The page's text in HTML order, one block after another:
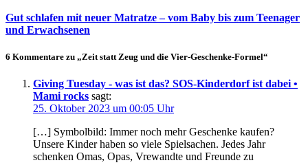
Gut schlafen mit neuer Matratze – vom Baby bis zum Teenager
und Erwachsenen
6 Kommentare zu „Zeit statt Zeug und die Vier-Geschenke-Formel“
Giving Tuesday - was ist das? SOS-Kinderdorf ist dabei •
Mami rocks sagt:
25. Oktober 2023 um 00:05 Uhr
[…] Symbolbild: Immer noch mehr Geschenke kaufen?
Unsere Kinder haben so viele Spielsachen. Jedes Jahr
schenken Omas, Opas, Vrewandte und Freunde zu